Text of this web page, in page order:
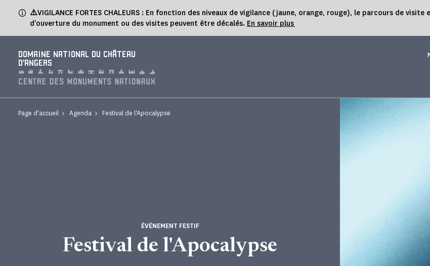
⚠️VIGILANCE FORTES CHALEURS : En fonction des niveaux de vigilance (jaune, orange, rouge), le parcours de
d'ouverture du monument ou des visites peuvent être décalés. En savoir plus
DOMAINE NATIONAL DU CHÂTEAU
D'ANGERS
Page d'accueil Agenda Festival de l'Apocalypse
Festival de l'Apocalypse
ÉVÉNEMENT FESTIF